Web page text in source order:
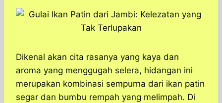
p
k
e
m
Dikenal akan cita rasanya yang kaya dan
aroma yang menggugah selera, hidangan ini
merupakan kombinasi sempurna dari ikan patin
segar dan bumbu rempah yang melimpah. Di